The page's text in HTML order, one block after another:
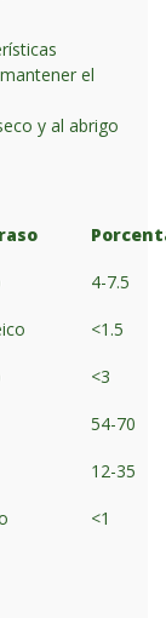
el
y al abrigo
4-7.5
<1.5
<3
54-70
12-35
<1